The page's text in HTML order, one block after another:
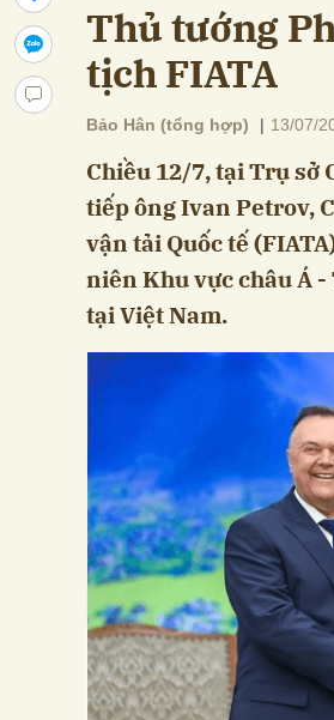
Thủ tướng
tịch FIATA
Bảo Hân (tổng hợp) | 13/07/
Chiều 12/7, tại Trụ sở
tiếp ông Ivan Petrov,
vận tải Quốc tế
niên Khu vực châu Á -
tại Việt Nam.